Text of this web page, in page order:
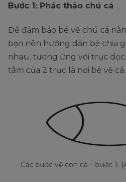
Bước 1: Phác thảo chú cá
Để đảm bảo bé vẽ chú cá
bạn nên hướng dẫn bé chia
nhau, tương ứng với trục
tâm của 2 trục là nơi bé vẽ cá.
Các bước vẽ con cá – bước 1.